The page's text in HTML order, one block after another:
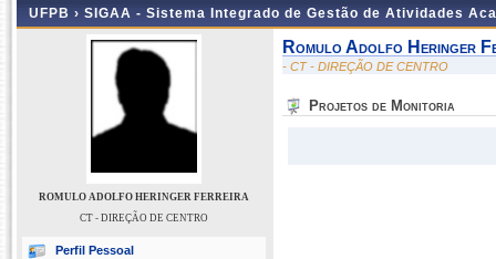
UFPB › SIGAA - Sistema Integrado de Gestão de Atividades
ROMULO ADOLFO HERINGER FERREIRA
CT - DIREÇÃO DE CENTRO
Perfil Pessoal
Romulo Adolfo Heringer
- CT - DIREÇÃO DE CENTRO
Projetos de Monitoria